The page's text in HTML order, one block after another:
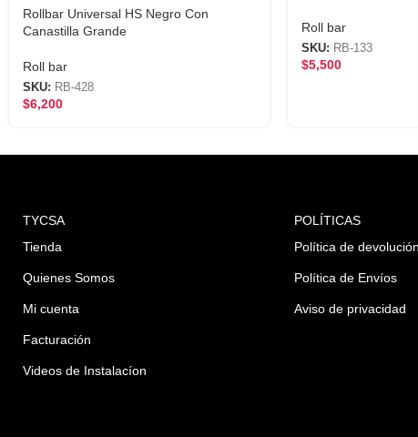
Rollbar Universal HS Negro Con
Canastilla Grande
Roll bar
SKU: RB-428
$6,200
Roll bar
SKU: RB-133
$5,500
TYCSA
Tienda
Quienes Somos
Mi cuenta
Facturación
Videos de Instalacíon
POLÍTICAS
Política de devolución
Política de Envíos
Aviso de privacidad